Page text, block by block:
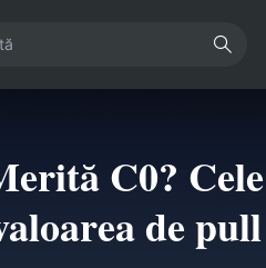
C0?
de pull